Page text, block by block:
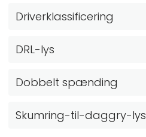
Driverklassificering
DRL-lys
Dobbelt spænding
Skumring-til-daggry-lys